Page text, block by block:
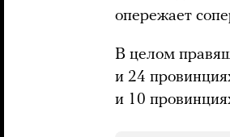
опережает
В целом
и 24
и 10